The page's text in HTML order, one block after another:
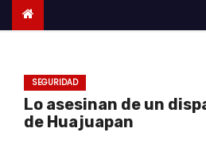
t
SEGURIDAD
Lo asesinan de un
de Huajuapan